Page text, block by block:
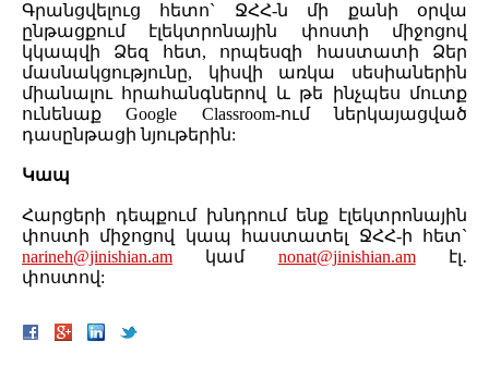
Գրանցվելուց հետո` ՋՀՀ-ն մի քանի օրվա
ընթացքում էլեկտրոնային փոստի միջոցով
կկապվի Ձեզ հետ, որպեսզի հաստատի Ձեր
մասնակցությունը, կիսվի առկա սեսիաներին
միանալու հրահանգներով և թե ինչպես մուտք
ունենաք Google Classroom-ում ներկայացված
դասընթացի նյութերին:
Կապ
Հարցերի դեպքում խնդրում ենք էլեկտրոնային
փոստի միջոցով կապ հաստատել ՋՀՀ-ի հետ`
narineh@jinishian.am կամ nonat@jinishian.amէլ․
փոստով: